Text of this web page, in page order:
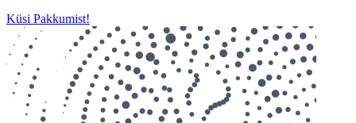
Küsi Pakkumist!